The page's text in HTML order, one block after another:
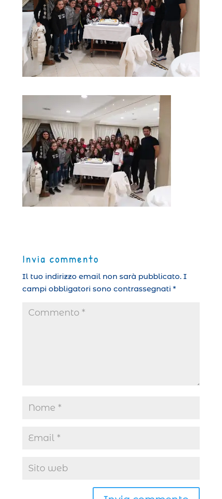
Invia commento
Il tuo indirizzo email non sarà pubblicato. I
campi obbligatori sono contrassegnati *